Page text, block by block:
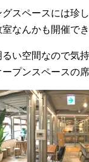
グスペースには珍
なんかも開催で
るい空間なので気
プンスペースの